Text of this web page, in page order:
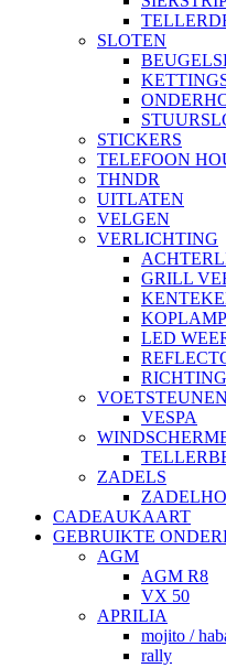
SLOTEN
STICKERS
TELEFOON
THNDR
UITLATEN
VELGEN
VERLICHTING
GRILL
KOPLAMP
LED
VOETSTEUNEN
VESPA
ZADELS
CADEAUKAART
GEBRUIKTE
AGM
AGM R8
VX 50
APRILIA
mojito /
rally